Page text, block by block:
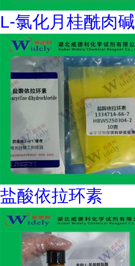
L-氯化月桂酰肉碱
盐酸依拉环素